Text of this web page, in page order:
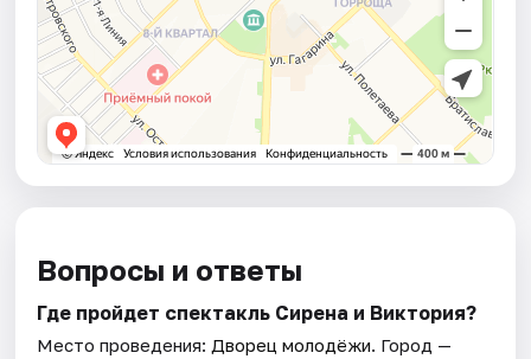
Вопросы и ответы
Где пройдет спектакль Сирена и Виктория?
Место проведения: Дворец молодёжи. Город —